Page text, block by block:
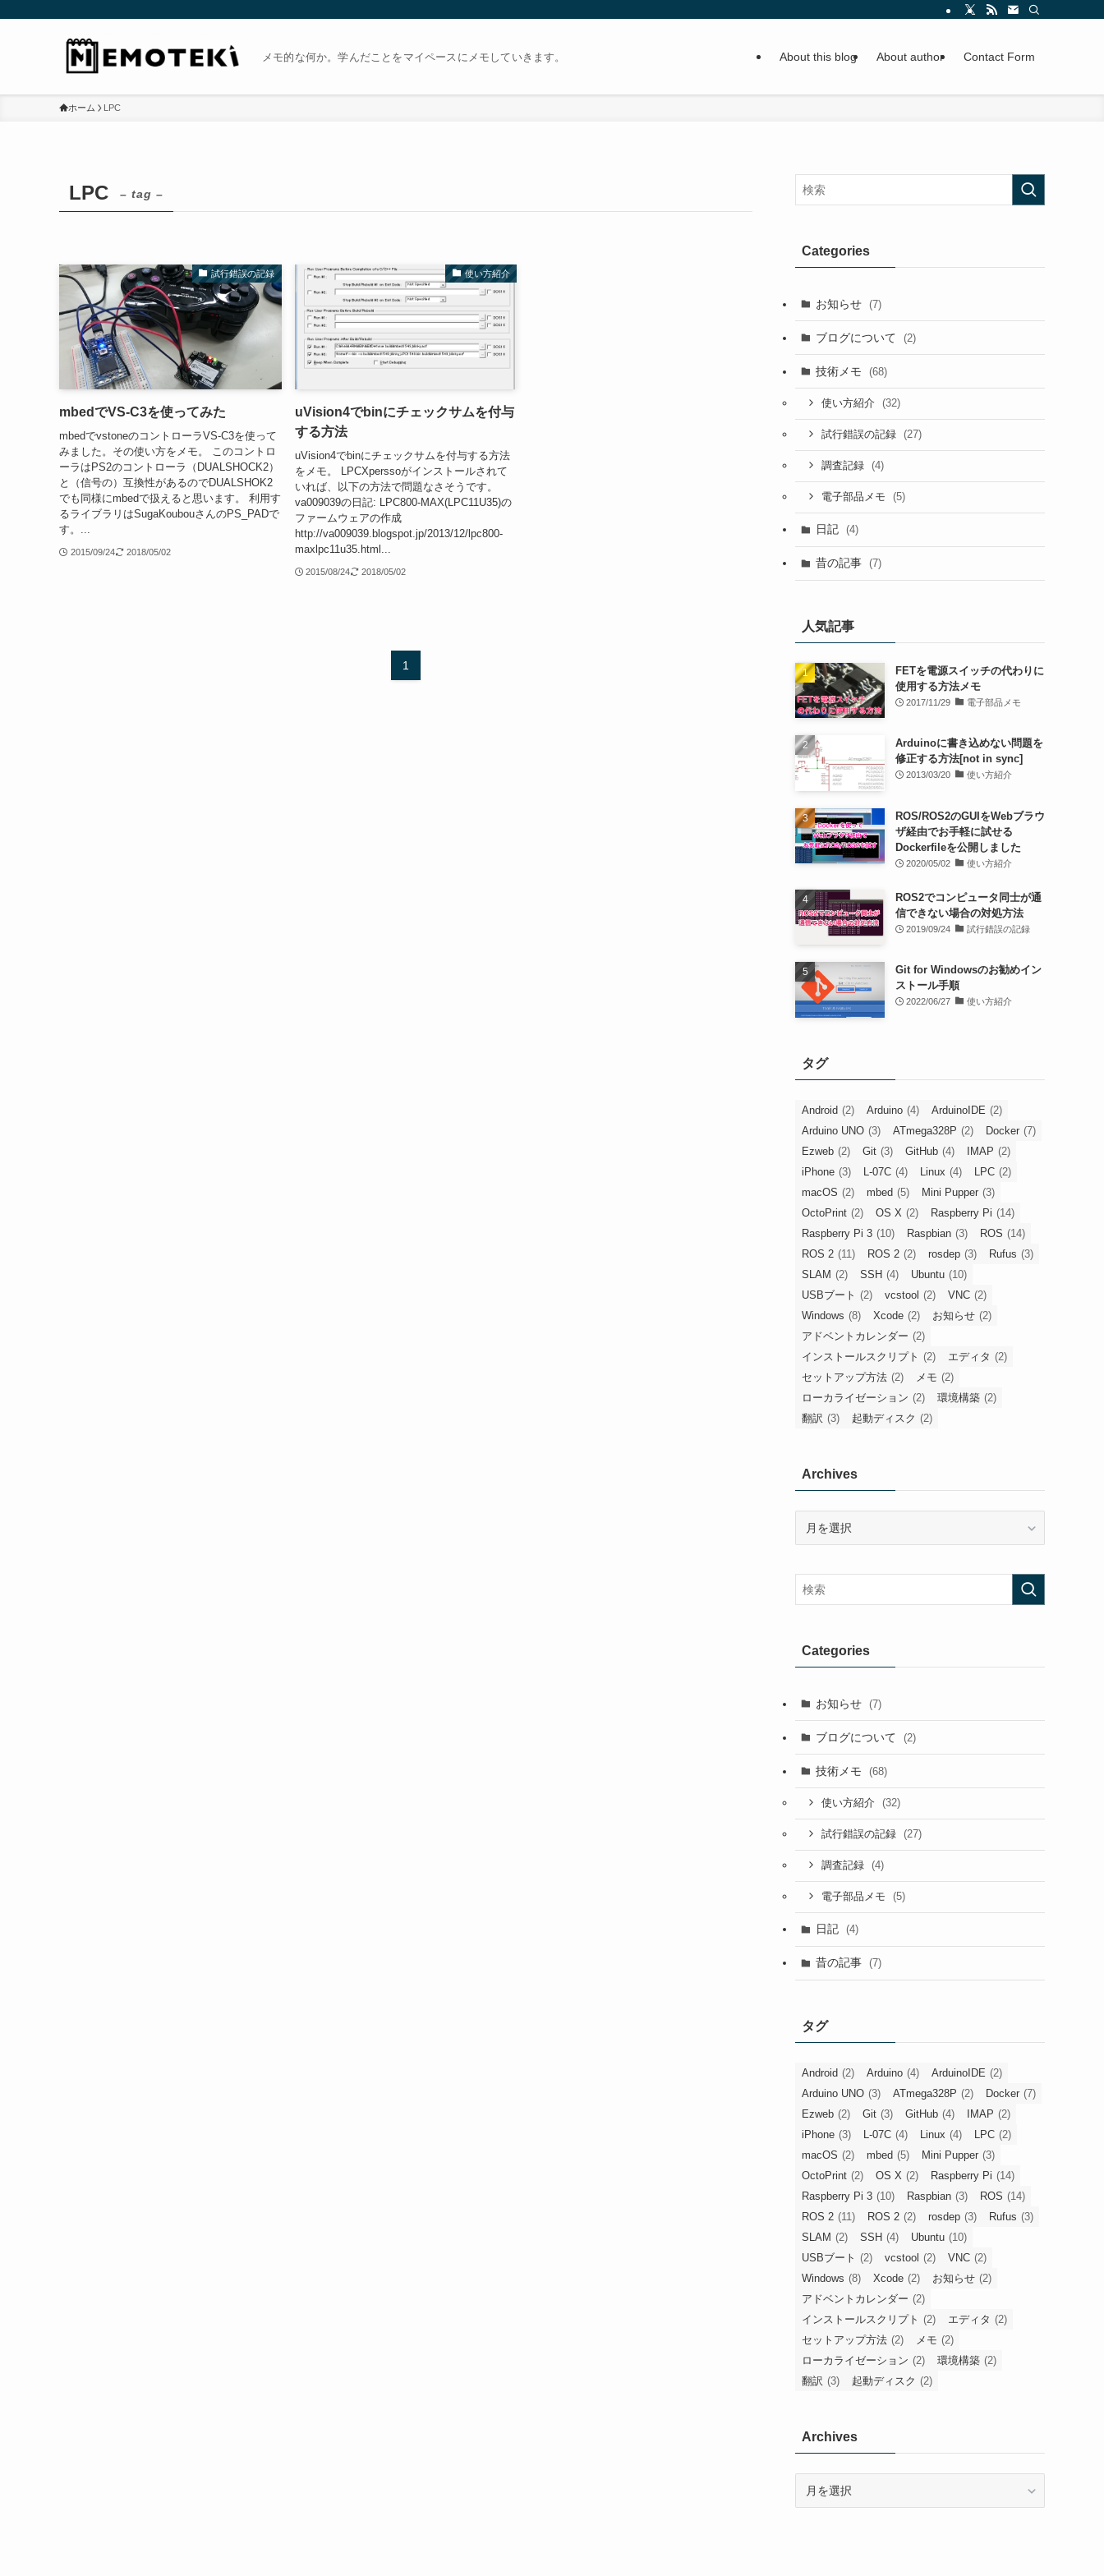
メモ的な何か。学んだことをマイペースにメモしていきます。 About this blog About author Contact Form
ホーム LPC
LPC – tag –
試行錯誤の記録
mbedでVS-C3を使ってみた
mbedでvstoneのコントローラVS-C3を使って
みました。その使い方をメモ。 このコントロ
ーラはPS2のコントローラ（DUALSHOCK2）
と（信号の）互換性があるのでDUALSHOK2
でも同様にmbedで扱えると思います。 利用す
るライブラリはSugaKoubouさんのPS_PADで
す。...
2015/09/24 2018/05/02
使い方紹介
uVision4でbinにチェックサムを付与
する方法
uVision4でbinにチェックサムを付与する方法
をメモ。 LPCXperssoがインストールされて
いれば、以下の方法で問題なさそうです。
va009039の日記: LPC800-MAX(LPC11U35)の
ファームウェアの作成
http://va009039.blogspot.jp/2013/12/lpc800-
maxlpc11u35.html...
2015/08/24 2018/05/02
1
Categories
お知らせ (7)
ブログについて (2)
技術メモ (68)
使い方紹介 (32)
試行錯誤の記録 (27)
調査記録 (4)
電子部品メモ (5)
日記 (4)
昔の記事 (7)
人気記事
FETを電源スイッチの代わりに
使用する方法メモ
2017/11/29 電子部品メモ
Arduinoに書き込めない問題を
修正する方法[not in sync]
2013/03/20 使い方紹介
ROS/ROS2のGUIをWebブラウ
ザ経由でお手軽に試せる
Dockerfileを公開しました
2020/05/02 使い方紹介
ROS2でコンピュータ同士が通
信できない場合の対処方法
2019/09/24 試行錯誤の記録
Git for Windowsのお勧めイン
ストール手順
2022/06/27 使い方紹介
タグ
Android (2) Arduino (4) ArduinoIDE (2)
Arduino UNO (3) ATmega328P (2) Docker (7)
Ezweb (2) Git (3) GitHub (4) IMAP (2)
iPhone (3) L-07C (4) Linux (4) LPC (2)
macOS (2) mbed (5) Mini Pupper (3)
OctoPrint (2) OS X (2) Raspberry Pi (14)
Raspberry Pi 3 (10) Raspbian (3) ROS (14)
ROS 2 (11) ROS 2 (2) rosdep (3) Rufus (3)
SLAM (2) SSH (4) Ubuntu (10)
USBブート (2) vcstool (2) VNC (2)
Windows (8) Xcode (2) お知らせ (2)
アドベントカレンダー (2)
インストールスクリプト (2) エディタ (2)
セットアップ方法 (2) メモ (2)
ローカライゼーション (2) 環境構築 (2)
翻訳 (3) 起動ディスク (2)
Archives
Categories
お知らせ (7)
ブログについて (2)
技術メモ (68)
使い方紹介 (32)
試行錯誤の記録 (27)
調査記録 (4)
電子部品メモ (5)
日記 (4)
昔の記事 (7)
タグ
Android (2) Arduino (4) ArduinoIDE (2)
Arduino UNO (3) ATmega328P (2) Docker (7)
Ezweb (2) Git (3) GitHub (4) IMAP (2)
iPhone (3) L-07C (4) Linux (4) LPC (2)
macOS (2) mbed (5) Mini Pupper (3)
OctoPrint (2) OS X (2) Raspberry Pi (14)
Raspberry Pi 3 (10) Raspbian (3) ROS (14)
ROS 2 (11) ROS 2 (2) rosdep (3) Rufus (3)
SLAM (2) SSH (4) Ubuntu (10)
USBブート (2) vcstool (2) VNC (2)
Windows (8) Xcode (2) お知らせ (2)
アドベントカレンダー (2)
インストールスクリプト (2) エディタ (2)
セットアップ方法 (2) メモ (2)
ローカライゼーション (2) 環境構築 (2)
翻訳 (3) 起動ディスク (2)
Archives